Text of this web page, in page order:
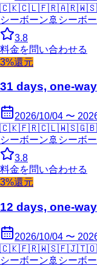
🇨🇰🇨🇱🇫🇷🇦🇷🇼🇸
シーボーン 🚢 シーボ
3.8
料金を問い合わせる
3%還元
31 days, one-
2026/10/04 〜
🇨🇰🇫🇷🇨🇱🇼🇸🇬🇧
シーボーン 🚢 シーボ
3.8
料金を問い合わせる
3%還元
12 days, one-
2026/10/04 〜
🇨🇰🇫🇷🇼🇸🇫🇯🇹🇴
シーボーン 🚢 シーボ